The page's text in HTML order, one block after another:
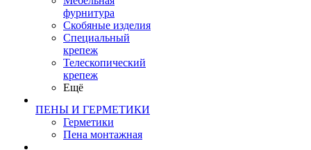
фурнитура
Скобяные изделия
Специальный
крепеж
Телескопический
крепеж
Ещё
ПЕНЫ И ГЕРМЕТИКИ
Герметики
Пена монтажная